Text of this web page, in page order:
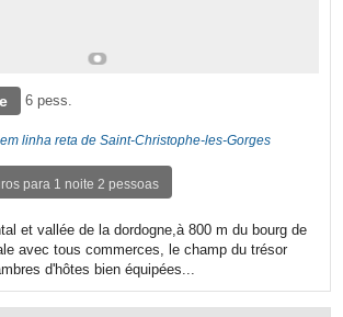
6 pess.
linha reta de Saint-Christophe-les-Gorges
para 1 noite 2 pessoas
et vallée de la dordogne,à 800 m du bourg de
avec tous commerces, le champ du trésor
d'hôtes bien équipées...